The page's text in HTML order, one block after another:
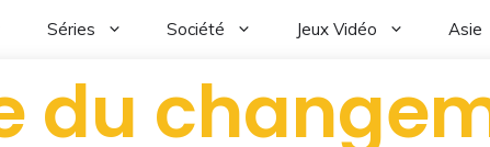
Séries Société Jeux Vidéo Asie
du